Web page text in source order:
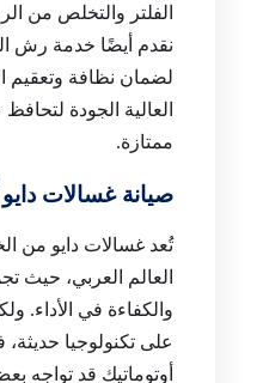
الفلتر والتخلص من
نقدم أيضًا خدمة رش
لضمان نظافة وتعقيم
العالية الجودة
ممتازة.
صيانة غسالات
تُعد غسالات دايو من
العالم العربي، حيث
والكفاءة في الأداء.
على تكنولوجيا
أوتوماتيك قد تواجه